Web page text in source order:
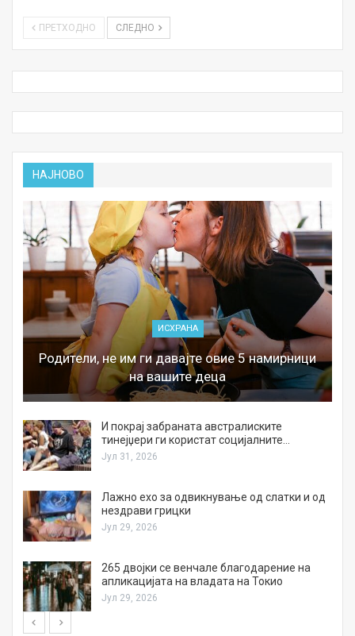
ПРЕТХОДНО СЛЕДНО
НАЈНОВО
ИСХРАНА
Родители, не им ги давајте овие 5 намирници
на вашите деца
И покрај забраната австралиските
тинејџери ги користат социјалните…
Јул 31, 2026
Лажно ехо за одвикнување од слатки и од
нездрави грицки
Јул 29, 2026
265 двојки се венчале благодарение на
апликацијата на владата на Токио
Јул 29, 2026